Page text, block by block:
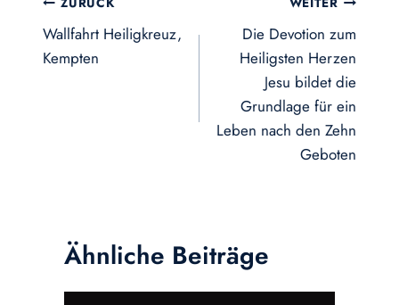
Wallfahrt Heiligkreuz,
Kempten
Die Devotion zum
Heiligsten Herzen
Jesu bildet die
Grundlage für ein
Leben nach den Zehn
Geboten
Ähnliche Beiträge